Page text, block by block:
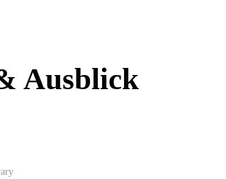
Ausblick